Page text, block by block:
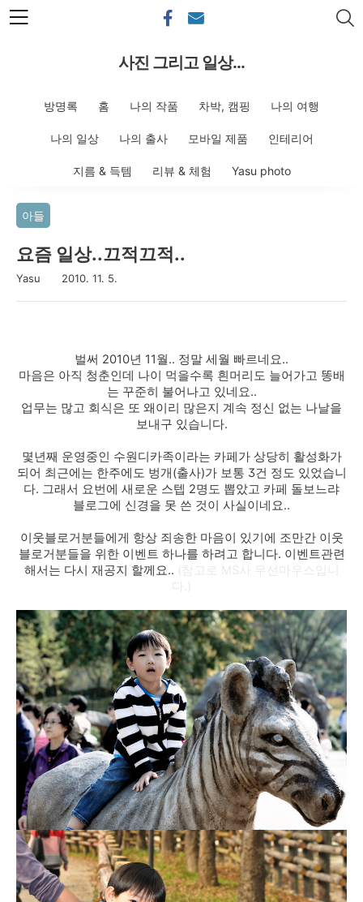
본문 바로가기
사진 그리고 일상...
방명록 홈 나의 작품 차박, 캠핑 나의 여행
나의 일상 나의 출사 모바일 제품 인테리어
지름 & 득템 리뷰 & 체험 Yasu photo
아들
요즘 일상..끄적끄적..
Yasu 2010. 11. 5.
벌써 2010년 11월.. 정말 세월 빠르네요..
마음은 아직 청춘인데 나이 먹을수록 흰머리도 늘어가고 똥배
는 꾸준히 불어나고 있네요..
업무는 많고 회식은 또 왜이리 많은지 계속 정신 없는 나날을
보내구 있습니다.
몇년째 운영중인 수원디카족이라는 카페가 상당히 활성화가
되어 최근에는 한주에도 벙개(출사)가 보통 3건 정도 있었습니
다. 그래서 요번에 새로운 스텝 2명도 뽑았고 카페 돌보느랴
블로그에 신경을 못 쓴 것이 사실이네요..
이웃블로거분들에게 항상 죄송한 마음이 있기에 조만간 이웃
블로거분들을 위한 이벤트 하나를 하려고 합니다. 이벤트관련
해서는 다시 재공지 할께요..